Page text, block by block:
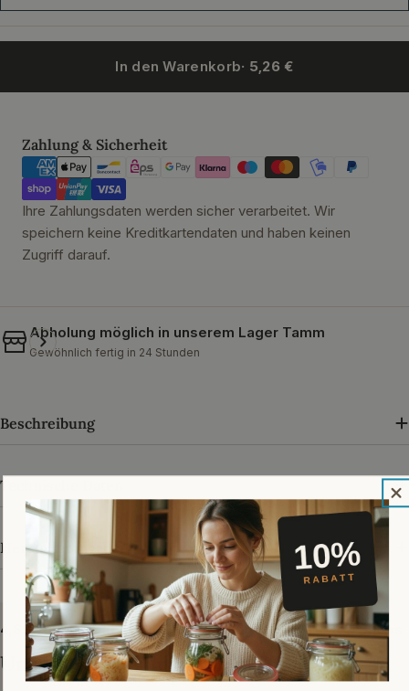
In den Warenkorb· 5,26 €
Zahlung & Sicherheit
Zahlungsmethoden
Ihre Zahlungsdaten werden sicher verarbeitet. Wir
speichern keine Kreditkartendaten und haben keinen
Zugriff darauf.
Abholung möglich in unserem Lager Tamm
Gewöhnlich fertig in 24 Stunden
Beschreibung
Technische Daten
Herstellerangaben
4,89 von 5 · über 33.000 Bewertungen bei Trusted Shops
Unsere Kundenmeinungen